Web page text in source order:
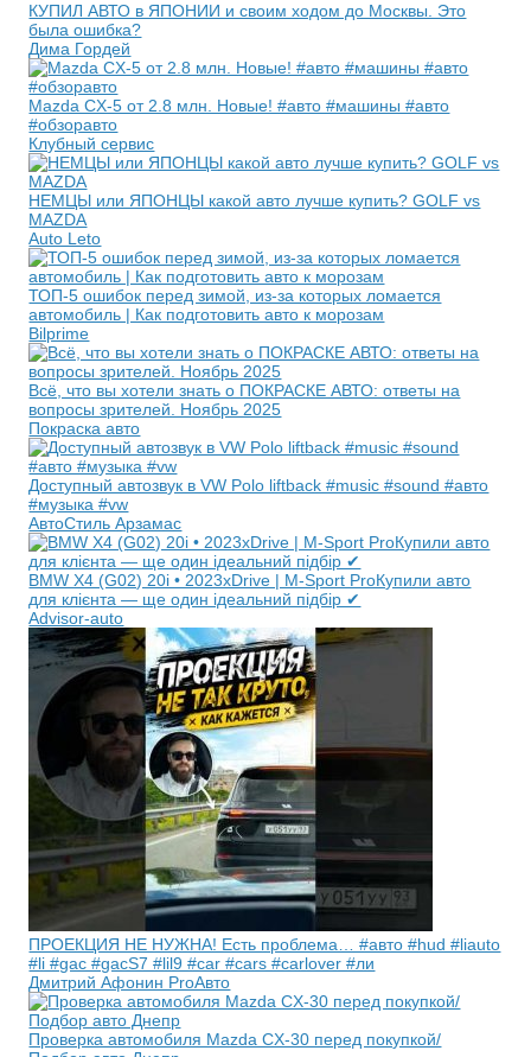
КУПИЛ АВТО в ЯПОНИИ и своим ходом до Москвы. Это
была ошибка?
Дима Гордей
Mazda CX-5 от 2.8 млн. Новые! #авто #машины #авто
#обзоравто
Клубный сервис
НЕМЦЫ или ЯПОНЦЫ какой авто лучше купить? GOLF vs
MAZDA
Auto Leto
ТОП-5 ошибок перед зимой, из-за которых ломается
автомобиль | Как подготовить авто к морозам
Bilprime
Всё, что вы хотели знать о ПОКРАСКЕ АВТО: ответы на
вопросы зрителей. Ноябрь 2025
Покраска авто
Доступный автозвук в VW Polo liftback #music #sound #авто
#музыка #vw
АвтоСтиль Арзамас
BMW X4 (G02) 20i • 2023xDrive | M-Sport ProКупили авто
для клієнта — ще один ідеальний підбір ✔️
Advisor-auto
ПРОЕКЦИЯ НЕ НУЖНА! Есть проблема… #авто #hud #liauto
#li #gac #gacS7 #lil9 #car #cars #carlover #ли
Дмитрий Афонин ProАвто
Проверка автомобиля Mazda CX-30 перед покупкой/